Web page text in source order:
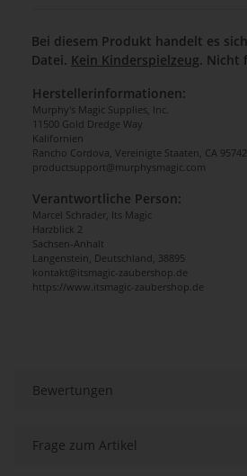
Bei diesem Produkt handelt es
Datei. Kein Kinderspielzeug. Nicht
Herstellerinformationen:
Murphy's Magic Supplies, Inc.
11500 Gold Dredge Way
Kalifornien
Rancho Cordova, Vereinigte Staaten, CA 95742
productsupport@murphysmagic.com
Verantwortliche Person:
Marcel Schrader, Its Magic
Harzblick 2
Sachsen-Anhalt
Langenstein, Deutschland, 38895
kontakt@itsmagic-zaubershop.de
https://www.itsmagic-zaubershop.de
Bewertungen
Frage zum Artikel